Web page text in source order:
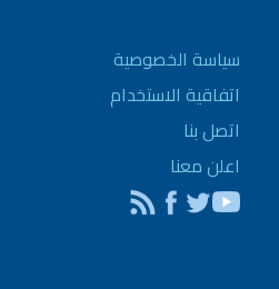
سياسة الخصوصية
اتفاقية الاستخدام
اتصل بنا
اعلن معنا